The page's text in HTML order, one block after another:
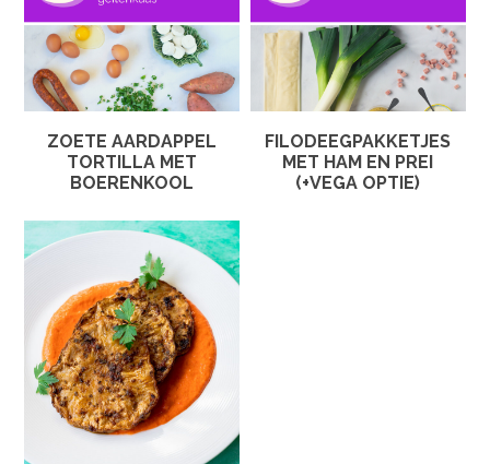
ZOETE AARDAPPEL
TORTILLA MET
BOERENKOOL
FILODEEGPAKKETJES
MET HAM EN PREI
(+VEGA OPTIE)